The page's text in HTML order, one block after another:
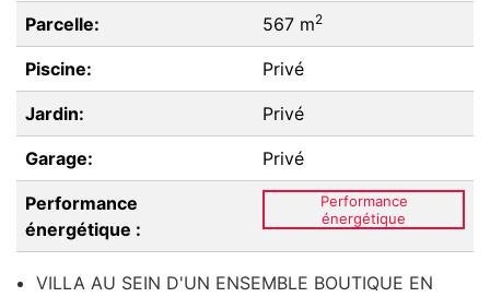
Parcelle: 567 m2
Piscine: Privé
Jardin: Privé
Garage: Privé
Performance
énergétique :
Performance
énergétique
VILLA AU SEIN D'UN ENSEMBLE BOUTIQUE EN